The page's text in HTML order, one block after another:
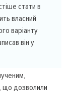
стати в
власний
варіанту
він у
що дозволили